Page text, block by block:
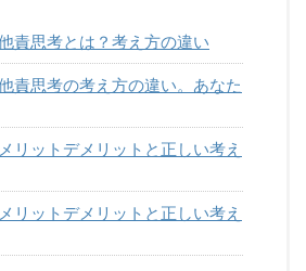
責思考とは？考え方の違い
責思考の考え方の違い。あなた
リットデメリットと正しい考え
リットデメリットと正しい考え